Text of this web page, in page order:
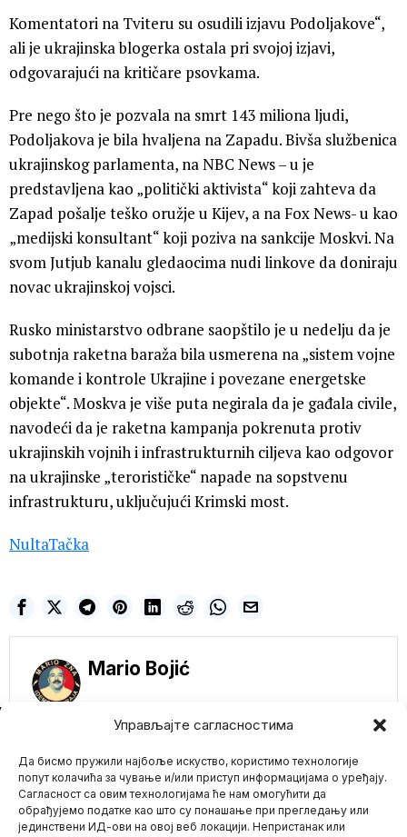
Управљајте сагласностима
Да бисмо пружили најбоље искуство, користимо технологије
попут колачића за чување и/или приступ информацијама о уређају.
Сагласност са овим технологијама ће нам омогућити да
обрађујемо податке као што су понашање при прегледању или
јединствени ИД-ови на овој веб локацији. Непристанак или
Komentatori na Tviteru su osudili izjavu Podoljakove“,
ali je ukrajinska blogerka ostala pri svojoj izjavi,
odgovarajući na kritičare psovkama.
Pre nego što je pozvala na smrt 143 miliona ljudi,
Podoljakova je bila hvaljena na Zapadu. Bivša službenica
ukrajinskog parlamenta, na NBC News – u je
predstavljena kao „politički aktivista“ koji zahteva da
Zapad pošalje teško oružje u Kijev, a na Fox News- u kao
„medijski konsultant“ koji poziva na sankcije Moskvi. Na
svom Jutjub kanalu gledaocima nudi linkove da doniraju
novac ukrajinskoj vojsci.
Rusko ministarstvo odbrane saopštilo je u nedelju da je
subotnja raketna baraža bila usmerena na „sistem vojne
komande i kontrole Ukrajine i povezane energetske
objekte“. Moskva je više puta negirala da je gađala civile,
navodeći da je raketna kampanja pokrenuta protiv
ukrajinskih vojnih i infrastrukturnih ciljeva kao odgovor
na ukrajinske „terorističke“ napade na sopstvenu
infrastrukturu, uključujući Krimski most.
NultaTačka
Mario Bojić
Mario zna Youtube
obaveštajne službe:
Demokratija u
Nemačkoj je
ugrožena
BERLIN – Lider stranke